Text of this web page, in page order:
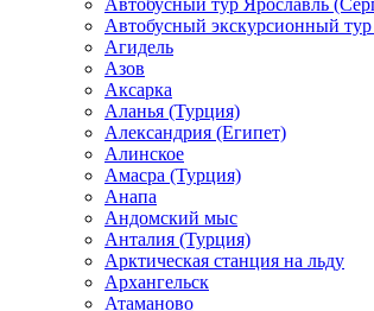
Автобусный тур Ярославль
Автобусный экскурсионный
Агидель
Азов
Аксарка
Аланья (Турция)
Александрия (Египет)
Алинское
Амасра (Турция)
Анапа
Андомский мыс
Анталия (Турция)
Арктическая станция на льду
Архангельск
Атаманово